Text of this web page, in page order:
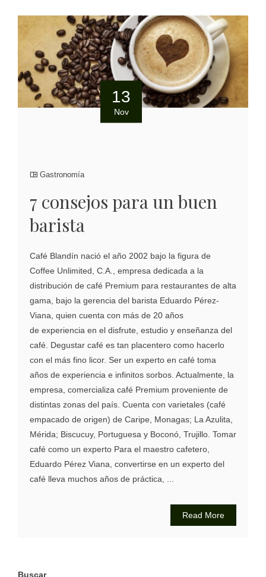
13
Nov
Gastronomía
7 consejos para un buen
barista
Café Blandín nació el año 2002 bajo la figura de
Coffee Unlimited, C.A., empresa dedicada a la
distribución de café Premium para restaurantes de alta
gama, bajo la gerencia del barista Eduardo Pérez-
Viana, quien cuenta con más de 20 años
de experiencia en el disfrute, estudio y enseñanza del
café. Degustar café es tan placentero como hacerlo
con el más fino licor. Ser un experto en café toma
años de experiencia e infinitos sorbos. Actualmente, la
empresa, comercializa café Premium proveniente de
distintas zonas del país. Cuenta con varietales (café
empacado de origen) de Caripe, Monagas; La Azulita,
Mérida; Biscucuy, Portuguesa y Boconó, Trujillo. Tomar
café como un experto Para el maestro cafetero,
Eduardo Pérez Viana, convertirse en un experto del
café lleva muchos años de práctica, ...
Read More
Buscar